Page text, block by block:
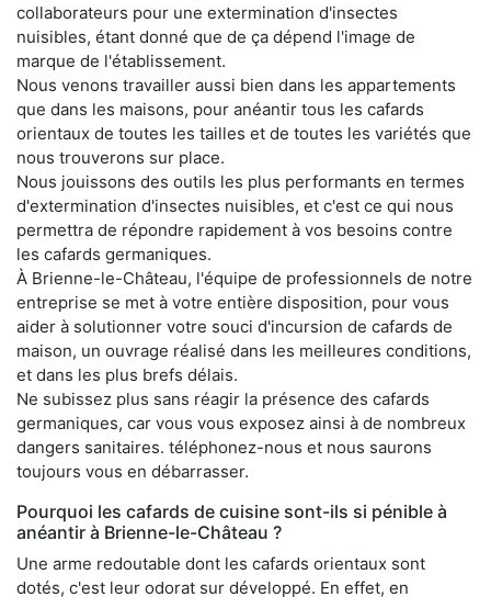
collaborateurs pour une extermination d'insectes
nuisibles, étant donné que de ça dépend l'image de
marque de l'établissement.
Nous venons travailler aussi bien dans les appartements
que dans les maisons, pour anéantir tous les cafards
orientaux de toutes les tailles et de toutes les variétés que
nous trouverons sur place.
Nous jouissons des outils les plus performants en termes
d'extermination d'insectes nuisibles, et c'est ce qui nous
permettra de répondre rapidement à vos besoins contre
les cafards germaniques.
À Brienne-le-Château, l'équipe de professionnels de notre
entreprise se met à votre entière disposition, pour vous
aider à solutionner votre souci d'incursion de cafards de
maison, un ouvrage réalisé dans les meilleures conditions,
et dans les plus brefs délais.
Ne subissez plus sans réagir la présence des cafards
germaniques, car vous vous exposez ainsi à de nombreux
dangers sanitaires. téléphonez-nous et nous saurons
toujours vous en débarrasser.
Pourquoi les cafards de cuisine sont-ils si pénible à
anéantir à Brienne-le-Château ?
Une arme redoutable dont les cafards orientaux sont
dotés, c'est leur odorat sur développé. En effet, en